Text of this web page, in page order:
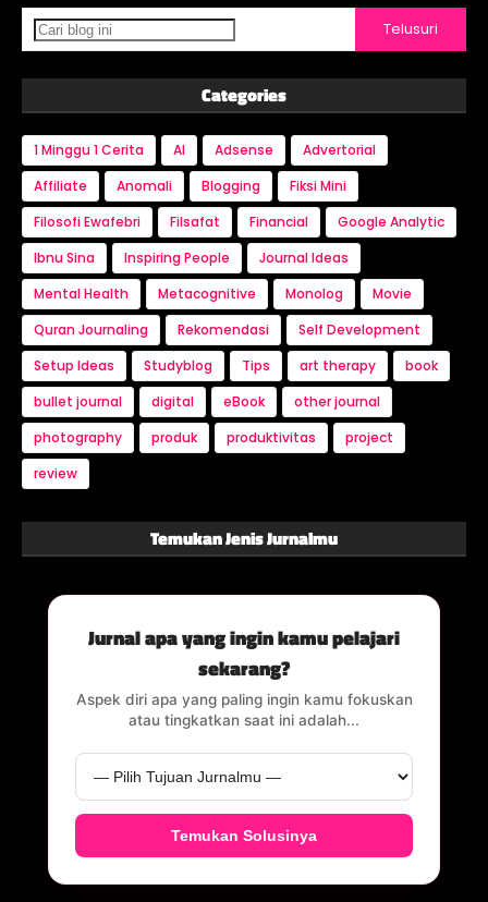
Categories
1 Minggu 1 Cerita AI Adsense
Advertorial
Affiliate
Anomali Blogging
Fiksi Mini
Filosofi Ewafebri
Filsafat Financial
Google Analytic
Ibnu Sina
Inspiring People
Journal Ideas
Mental Health
Metacognitive Monolog
Movie
Quran Journaling
Rekomendasi
Self Development
Setup Ideas
Studyblog Tips art therapy
book
bullet journal
digital eBook
other journal
photography
produk produktivitas
project
review
Temukan Jenis Jurnalmu
Jurnal apa yang ingin kamu pelajari
sekarang?
Aspek diri apa yang paling ingin kamu fokuskan
atau tingkatkan saat ini adalah...
Temukan Solusinya